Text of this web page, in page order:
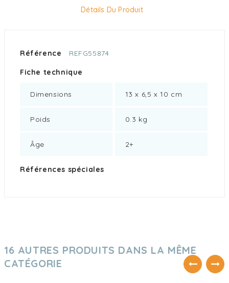
Détails Du Produit
Référence REFG55874
Fiche technique
Dimensions 13 x 6,5 x 10 cm
Poids 0.3 kg
Âge 2+
Références spéciales
16 AUTRES PRODUITS DANS LA MÊME
CATÉGORIE